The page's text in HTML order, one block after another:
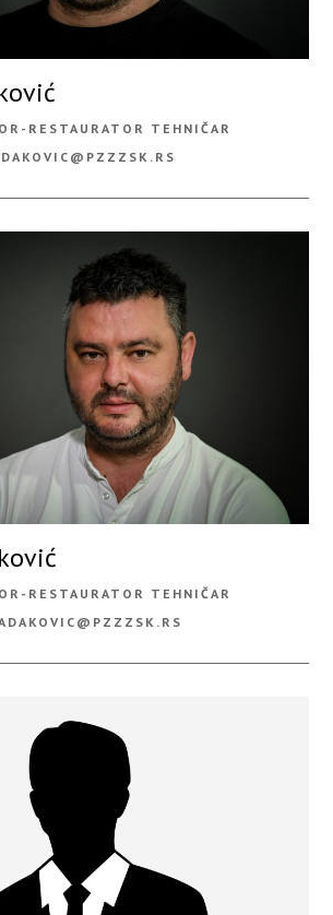
RESTAURATOR TEHNIČAR
RESTAURATOR TEHNIČAR